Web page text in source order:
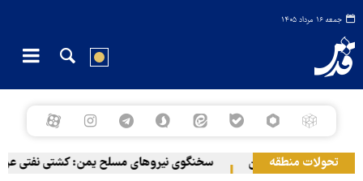
جمعه ۱۶ مرداد ۱۴۰۵
تحولات منطقه
در سواحل عمان سخنگوی نیروهای مسلح یمن: کشتی نفتی